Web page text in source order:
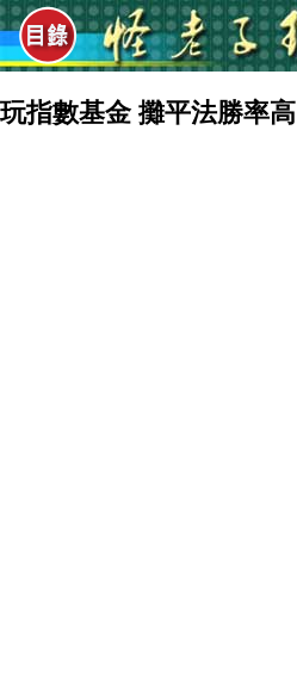
玩指數基金 攤平法勝率高